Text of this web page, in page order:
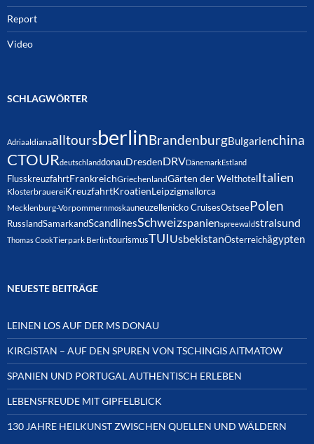
Report
Video
SCHLAGWÖRTER
AdriaaldianaalltoursberlinBrandenburgBulgarienchina
CTOURdeutschlanddonauDresdenDRVDänemarkEstland
FlusskreuzfahrtFrankreichGriechenlandGärten der WelthotelItalien
KlosterbrauereiKreuzfahrtKroatienLeipzigmallorca
Mecklenburg-Vorpommernmoskauneuzellenicko CruisesOstseePolen
RusslandSamarkandScandlinesSchweizspanienspreewaldstralsund
Thomas CookTierpark BerlintourismusTUIUsbekistanÖsterreichägypten
NEUESTE BEITRÄGE
LEINEN LOS AUF DER MS DONAU
KIRGISTAN – AUF DEN SPUREN VON TSCHINGIS AITMATOW
SPANIEN UND PORTUGAL AUTHENTISCH ERLEBEN
LEBENSFREUDE MIT GIPFELBLICK
130 JAHRE HEILKUNST ZWISCHEN QUELLEN UND WÄLDERN